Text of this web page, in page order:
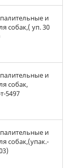
и
собак,( уп. 30
и
собак,
5497
и
собак,(упак.-